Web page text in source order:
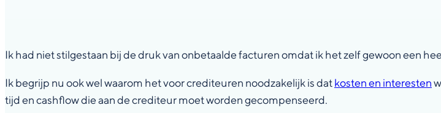
Ik had niet stilgestaan bij de druk van onbetaalde facturen omdat ik het zelf gewoon een
Ik begrijp nu ook wel waarom het voor crediteuren noodzakelijk is datkosten en interesten
tijd en cashflow die aan de crediteur moet worden gecompenseerd.